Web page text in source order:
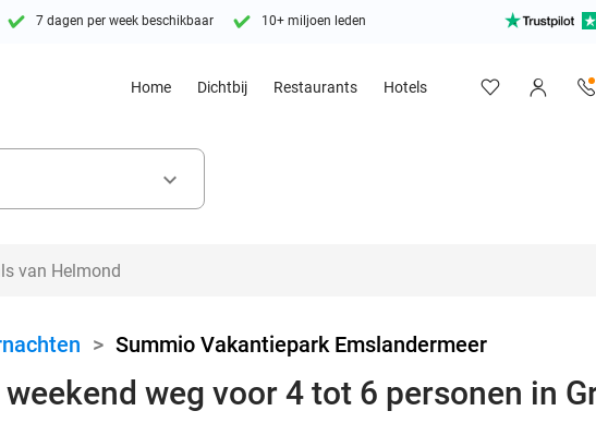
7 dagen per week beschikbaar 10+ miljoen leden
Home Dichtbij Restaurants Hotels
keyboard_arrow_down
> Summio Vakantiepark Emslandermeer
weg voor 4 tot 6 personen in